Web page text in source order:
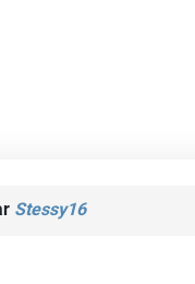
Stessy16